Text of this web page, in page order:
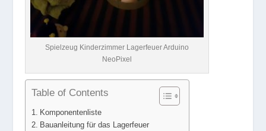
Spielzeug Kinderzimmer Lagerfeuer Arduino
NeoPixel
Table of Contents
Komponentenliste
Bauanleitung für das Lagerfeuer